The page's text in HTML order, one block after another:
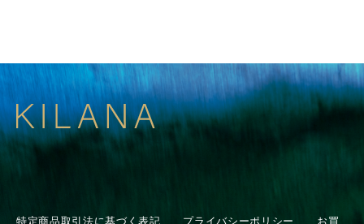
特定商品取引法に基づく表記 プライバシーポリシー お買